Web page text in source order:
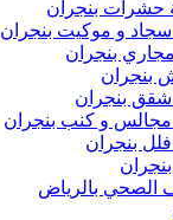
حشرات بنجران
و موكيت بنجران
بنجران
بنجران
بنجران
و كنب بنجران
بنجران
الصحي بالرياض